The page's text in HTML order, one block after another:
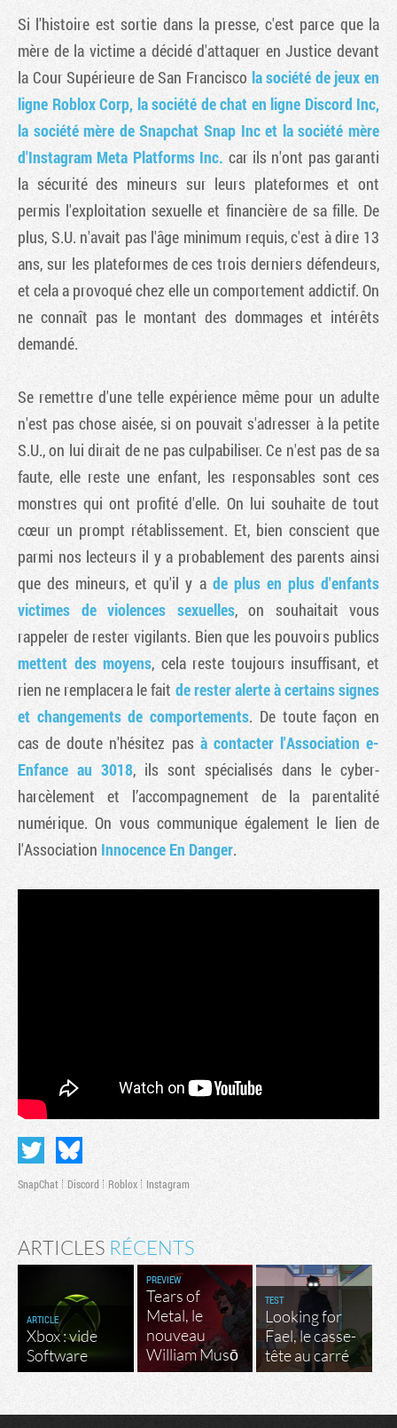
Si l'histoire est sortie dans la presse, c'est parce que la
mère de la victime a décidé d'attaquer en Justice devant
la Cour Supérieure de San Francisco la société de jeux en
ligne Roblox Corp, la société de chat en ligne Discord Inc,
la société mère de Snapchat Snap Inc et la société mère
d'Instagram Meta Platforms Inc. car ils n'ont pas garanti
la sécurité des mineurs sur leurs plateformes et ont
permis l'exploitation sexuelle et financière de sa fille. De
plus, S.U. n'avait pas l'âge minimum requis, c'est à dire 13
ans, sur les plateformes de ces trois derniers défendeurs,
et cela a provoqué chez elle un comportement addictif. On
ne connaît pas le montant des dommages et intérêts
demandé.
Se remettre d'une telle expérience même pour un adulte
n'est pas chose aisée, si on pouvait s'adresser à la petite
S.U., on lui dirait de ne pas culpabiliser. Ce n'est pas de sa
faute, elle reste une enfant, les responsables sont ces
monstres qui ont profité d'elle. On lui souhaite de tout
cœur un prompt rétablissement. Et, bien conscient que
parmi nos lecteurs il y a probablement des parents ainsi
que des mineurs, et qu'il y a de plus en plus d'enfants
victimes de violences sexuelles, on souhaitait vous
rappeler de rester vigilants. Bien que les pouvoirs publics
mettent des moyens, cela reste toujours insuffisant, et
rien ne remplacera le fait de rester alerte à certains signes
et changements de comportements. De toute façon en
cas de doute n'hésitez pas à contacter l'Association e-
Enfance au 3018, ils sont spécialisés dans le cyber-
harcèlement et l’accompagnement de la parentalité
numérique. On vous communique également le lien de
l'Association Innocence En Danger.
SnapChat Discord Roblox Instagram
ARTICLES RÉCENTS
ARTICLE
Xbox : vide
Software
PREVIEW
Tears of
Metal, le
nouveau
William Musō
TEST
Looking for
Fael, le casse-
tête au carré